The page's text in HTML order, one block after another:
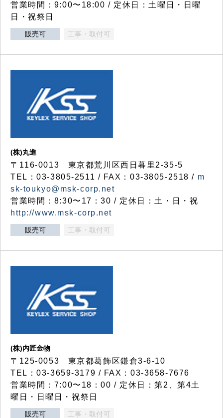
営業時間：9:00〜18:00 / 定休日：土曜日・日曜
日・祝祭日
販売可 工事・取付可
(株)丸進
〒116-0013 東京都荒川区西日暮里2-35-5
TEL：03-3805-2511 / FAX：03-3805-2518 / m
sk-toukyo@msk-corp.net
営業時間：8:30〜17：30 / 定休日：土・日・祝
http://www.msk-corp.net
販売可 工事・取付可
(株)内匠金物
〒125-0053 東京都葛飾区鎌倉3-6-10
TEL：03-3659-3179 / FAX：03-3658-7676
営業時間：7:00〜18：00 / 定休日：第2、第4土
曜日・日曜日・祝祭日
販売可 工事・取付可